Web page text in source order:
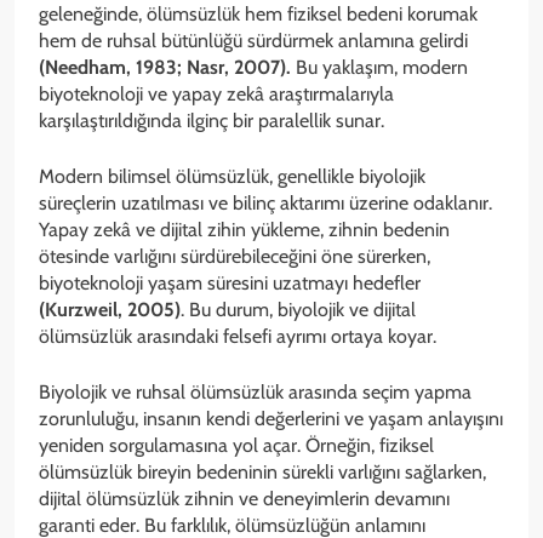
geleneğinde, ölümsüzlük hem fiziksel bedeni korumak
hem de ruhsal bütünlüğü sürdürmek anlamına gelirdi
(Needham, 1983; Nasr, 2007). Bu yaklaşım, modern
biyoteknoloji ve yapay zekâ araştırmalarıyla
karşılaştırıldığında ilginç bir paralellik sunar.
Modern bilimsel ölümsüzlük, genellikle biyolojik
süreçlerin uzatılması ve bilinç aktarımı üzerine odaklanır.
Yapay zekâ ve dijital zihin yükleme, zihnin bedenin
ötesinde varlığını sürdürebileceğini öne sürerken,
biyoteknoloji yaşam süresini uzatmayı hedefler
(Kurzweil, 2005). Bu durum, biyolojik ve dijital
ölümsüzlük arasındaki felsefi ayrımı ortaya koyar.
Biyolojik ve ruhsal ölümsüzlük arasında seçim yapma
zorunluluğu, insanın kendi değerlerini ve yaşam anlayışını
yeniden sorgulamasına yol açar. Örneğin, fiziksel
ölümsüzlük bireyin bedeninin sürekli varlığını sağlarken,
dijital ölümsüzlük zihnin ve deneyimlerin devamını
garanti eder. Bu farklılık, ölümsüzlüğün anlamını